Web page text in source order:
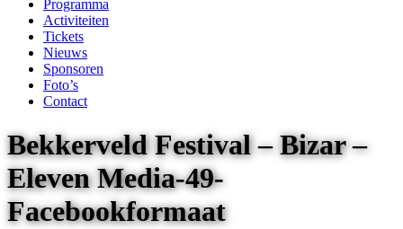
Programma
Activiteiten
Tickets
Nieuws
Sponsoren
Foto’s
Contact
Bekkerveld Festival – Bizar –
Eleven Media-49-
Facebookformaat